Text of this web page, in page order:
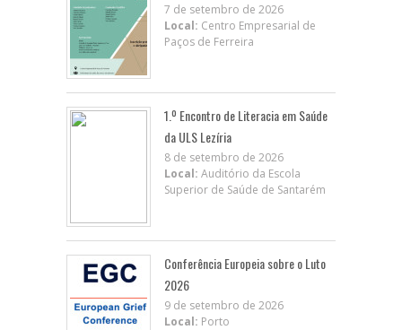
7 de setembro de 2026
Local: Centro Empresarial de
Paços de Ferreira
1.º Encontro de Literacia em Saúde
da ULS Lezíria
8 de setembro de 2026
Local: Auditório da Escola
Superior de Saúde de Santarém
Conferência Europeia sobre o Luto
2026
9 de setembro de 2026
Local: Porto